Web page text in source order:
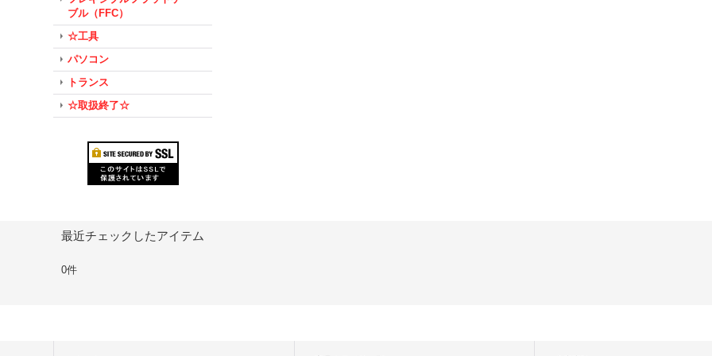
ブル（FFC）
☆工具
パソコン
トランス
☆取扱終了☆
最近チェックしたアイテム
0件